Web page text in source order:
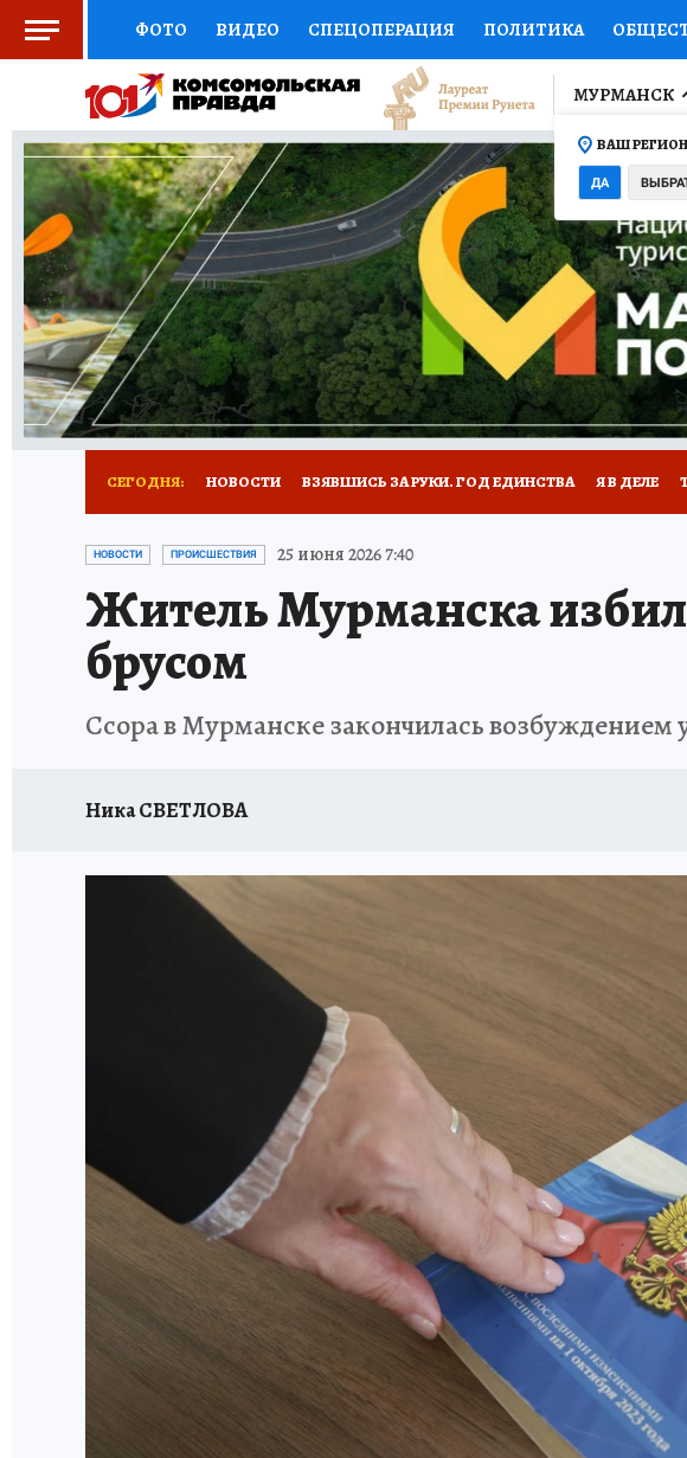
ФОТО ВИДЕО СПЕЦОПЕРАЦИЯ ПОЛИТИКА
СОЦПОДДЕРЖКА НАУКА СПОРТ КОЛУМНИСТЫ
ВЫБОР ЭКСПЕРТОВ ДОКТОР ФИНАНСЫ ОТКРЫВАЕМ
КНИЖНАЯ ПОЛКА ПРОГНОЗЫ НА СПОРТ ПРОМОКОДЫ
ПРЕСС-ЦЕНТР НЕДВИЖИМОСТЬ ТЕЛЕВИЗОР
РАДИО КП РЕКЛАМА ТЕСТЫ НОВОЕ НА САЙТЕ
МУРМАНСК
ВАШ
ДА
СЕГОДНЯ: НОВОСТИ ВЗЯВШИСЬ ЗА РУКИ. ГОД ЕДИНСТВА Я В ДЕЛЕ
УКРАИНА: СВОДКА КП В МАХ
ЗАПОВЕДНАЯ РОССИЯ ПРОИСШЕСТВИЯ АФИША ШКОЛА
НОВОСТИ ПРОИСШЕСТВИЯ 25 июня 2026 7:40
Житель Мурманска
брусом
Ссора в Мурманске закончилась возбуждением
Ника СВЕТЛОВА